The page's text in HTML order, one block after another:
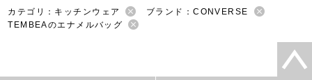
カテゴリ：キッチンウェア
ブランド：CONVERSE
TEMBEAのエナメルバッグ